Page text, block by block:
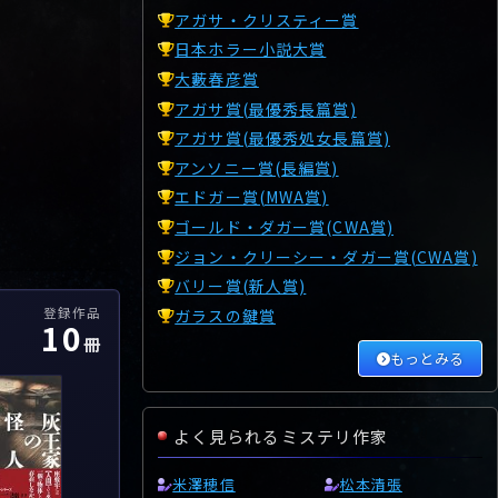
登録作品
10冊
アガサ・クリスティー賞
日本ホラー小説大賞
大藪春彦賞
アガサ賞(最優秀長篇賞)
アガサ賞(最優秀処女長篇賞)
アンソニー賞(長編賞)
エドガー賞(MWA賞)
ゴールド・ダガー賞(CWA賞)
ジョン・クリーシー・ダガー賞(CWA賞)
バリー賞(新人賞)
ガラスの鍵賞
もっとみる
よく見られるミステリ作家
米澤穂信 松本清張